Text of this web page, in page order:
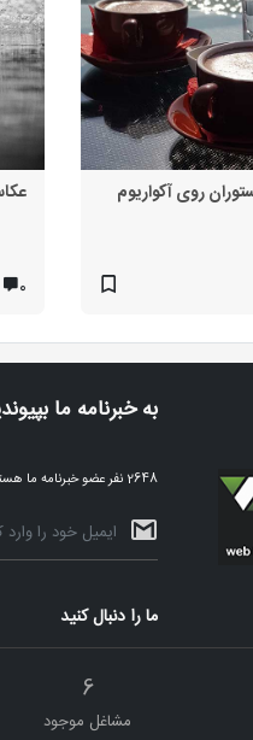
روی آکواریوم
۰
به خبرنامه ما
2648 نفر عضو خبرنامه ما هستند
ما را دنبال کنید
6
مشاغل موجود